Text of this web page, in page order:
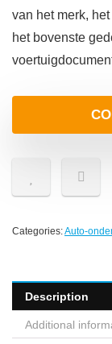
van het merk,
het bovenste
Categories:Auto-
Description
Additional